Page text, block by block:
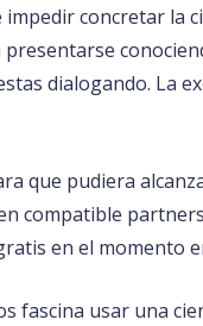
impedir concretar
dialogando. La
que pudiera
compatible
en el momento
fascina usar una